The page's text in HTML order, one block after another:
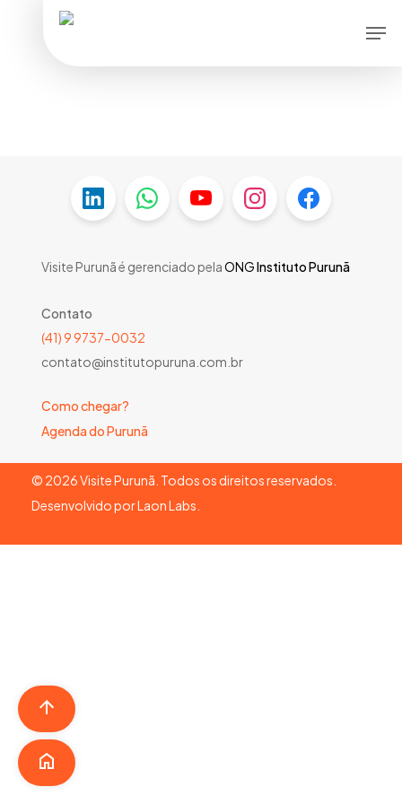
Visite Purunã é gerenciado pelaONGInstituto Purunã
Contato
(41) 9 9737-0032
contato@institutopuruna.com.br
Como chegar?
Agenda do Purunã
© 2026Visite Purunã. Todos os direitos reservados.
Desenvolvido porLaon Labs